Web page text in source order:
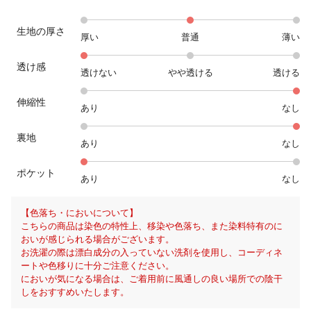
生地の厚さ
厚い 普通 薄い
透け感
透けない やや透ける 透ける
伸縮性
あり なし
裏地
あり なし
ポケット
あり なし
【色落ち・においについて】
こちらの商品は染色の特性上、移染や色落ち、また染料特有のに
おいが感じられる場合がございます。
お洗濯の際は漂白成分の入っていない洗剤を使用し、コーディネ
ートや色移りに十分ご注意ください。
においが気になる場合は、ご着用前に風通しの良い場所での陰干
しをおすすめいたします。